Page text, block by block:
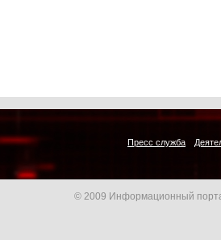
Пресс служба
© 2009 Информационный